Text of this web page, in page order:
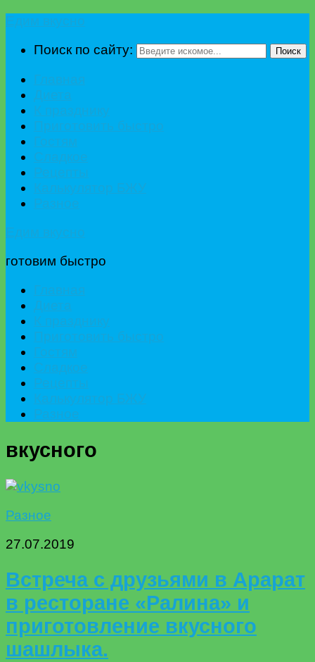
Поиск по сайту:
Поиск
готовим быстро
вкусного
Разное
27.07.2019
Встреча с друзьями в Арарат
в ресторане «Ралина» и
приготовление вкусного
шашлыка.